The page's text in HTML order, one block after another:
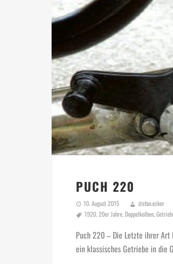
PUCH 220
10. August 2015 stefan.ecker
1920,20er Jahre, Doppelkolben,
Puch 220 – Die Letzte ihrer Art
ein klassisches Getriebe in die